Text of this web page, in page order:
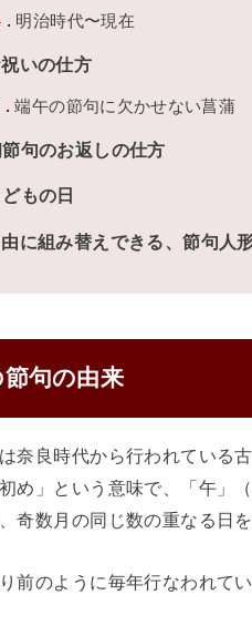
明治時代〜現在
いの仕方
端午の節句に欠かせない菖蒲
句のお返しの仕方
どもの日
由に組み替えできる、節句人
句の由来
奈良時代から行われている
初め」という意味で、「午」
奇数月の同じ数の重なる日
前のように毎年行なわれて